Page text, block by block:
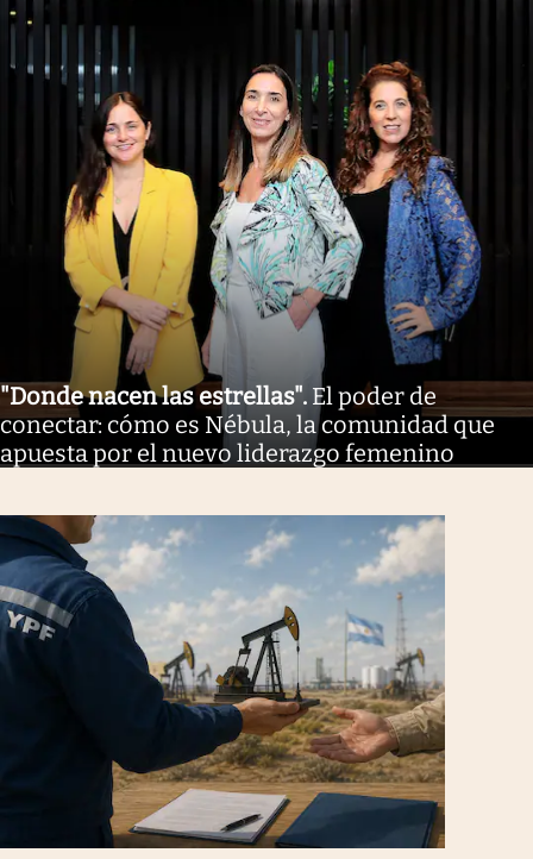
"Donde nacen las estrellas". El poder de
conectar: cómo es Nébula, la comunidad que
apuesta por el nuevo liderazgo femenino